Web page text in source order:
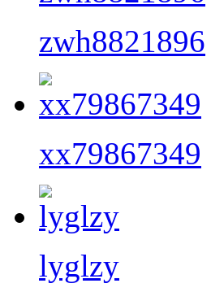
zwh8821896
xx79867349
lyglzy